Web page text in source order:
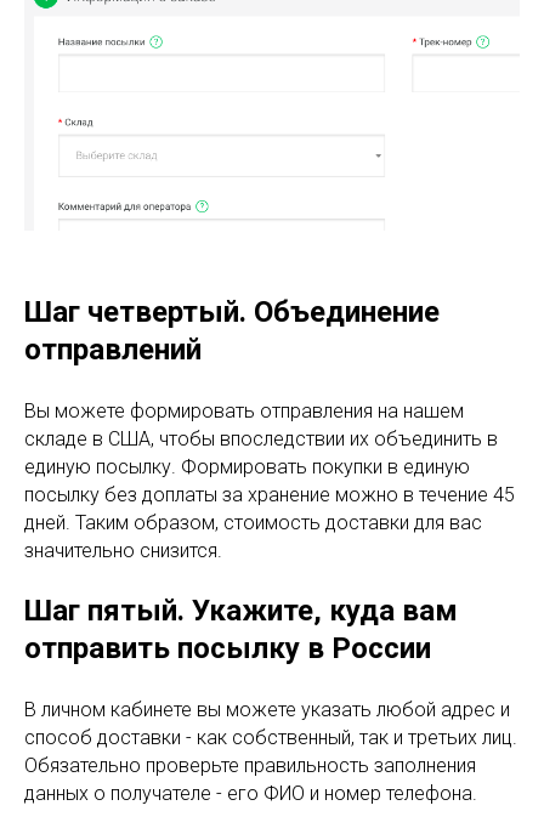
Шаг четвертый. Объединение
отправлений
Вы можете формировать отправления на нашем
складе в США, чтобы впоследствии их объединить в
единую посылку. Формировать покупки в единую
посылку без доплаты за хранение можно в течение 45
дней. Таким образом, стоимость доставки для вас
значительно снизится.
Шаг пятый. Укажите, куда вам
отправить посылку в России
В личном кабинете вы можете указать любой адрес и
способ доставки - как собственный, так и третьих лиц.
Обязательно проверьте правильность заполнения
данных о получателе - его ФИО и номер телефона.